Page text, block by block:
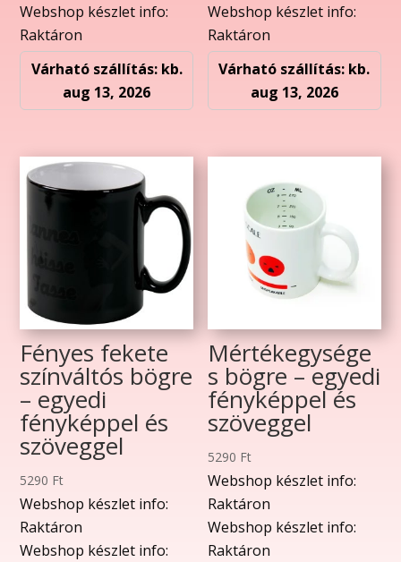
Webshop készlet info:
Raktáron
Várható szállítás: kb.
aug 13, 2026
Webshop készlet info:
Raktáron
Várható szállítás: kb.
aug 13, 2026
Fényes fekete
színváltós bögre
– egyedi
fényképpel és
szöveggel
5290 Ft
Webshop készlet info:
Raktáron
Webshop készlet info:
Mértékegysége
s bögre – egyedi
fényképpel és
szöveggel
5290 Ft
Webshop készlet info:
Raktáron
Webshop készlet info:
Raktáron